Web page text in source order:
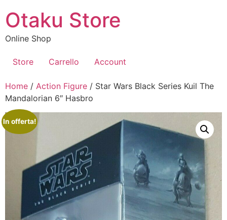
contenuto
Otaku Store
Online Shop
Store Carrello Account
Home / Action Figure / Star Wars Black Series Kuil The
Mandalorian 6″ Hasbro
In offerta!